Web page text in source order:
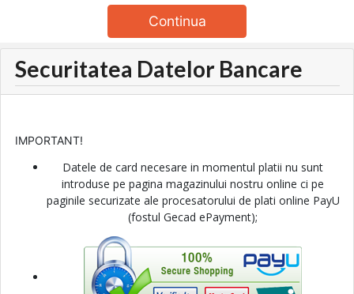
Continua
Securitatea Datelor Bancare
IMPORTANT!
Datele de card necesare in momentul platii nu sunt
introduse pe pagina magazinului nostru online ci pe
paginile securizate ale procesatorului de plati online PayU
(fostul Gecad ePayment);